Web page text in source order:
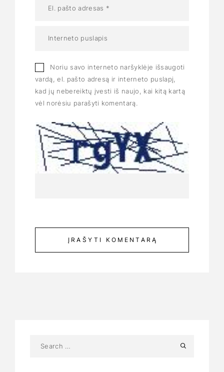
Noriu savo interneto naršyklėje išsaugoti
vardą, el. pašto adresą ir interneto puslapį,
kad jų nebereiktų įvesti iš naujo, kai kitą kartą
vėl norėsiu parašyti komentarą.
ĮRAŠYTI KOMENTARĄ